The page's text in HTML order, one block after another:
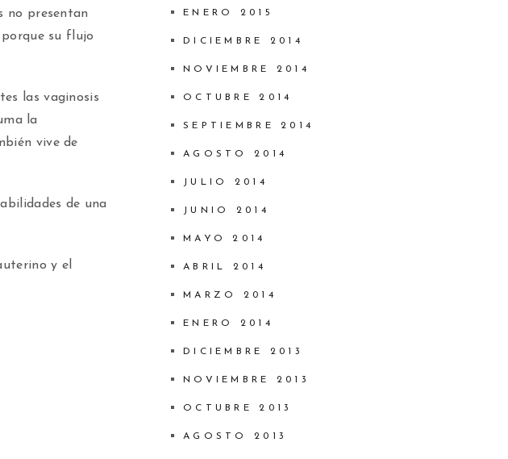
no presentan
su flujo
las vaginosis
la
vive de
de una
y el
ENERO 2015
DICIEMBRE 2014
NOVIEMBRE 2014
OCTUBRE 2014
SEPTIEMBRE 2014
AGOSTO 2014
JULIO 2014
JUNIO 2014
MAYO 2014
ABRIL 2014
MARZO 2014
ENERO 2014
DICIEMBRE 2013
NOVIEMBRE 2013
OCTUBRE 2013
AGOSTO 2013